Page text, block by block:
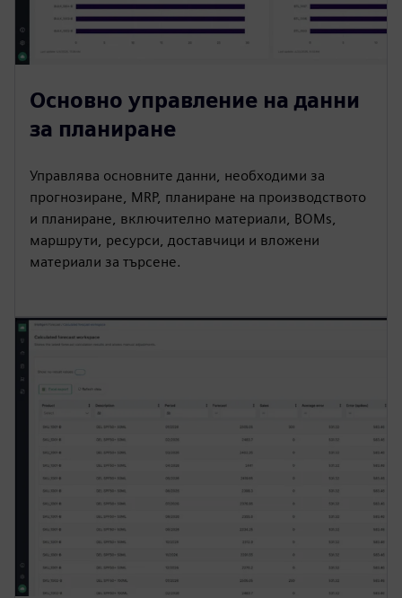
Основно управление на данни
за планиране
Управлява основните данни, необходими за
прогнозиране, MRP, планиране на производството
и планиране, включително материали, BOMs,
маршрути, ресурси, доставчици и вложени
материали за търсене.